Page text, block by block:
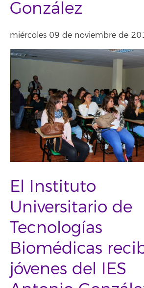
González
miércoles 09 de noviembre de
El Instituto
Universitario de
Tecnologías
Biomédicas
jóvenes del IES